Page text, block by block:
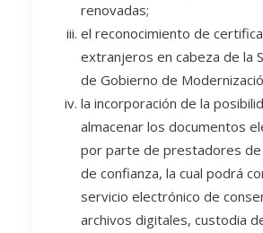
renovadas;
el reconocimiento de
extranjeros en cabeza de la
de Gobierno de
la incorporación de la
almacenar los documentos
por parte de prestadores de
de confianza, la cual podrá
servicio electrónico de
archivos digitales, custodia